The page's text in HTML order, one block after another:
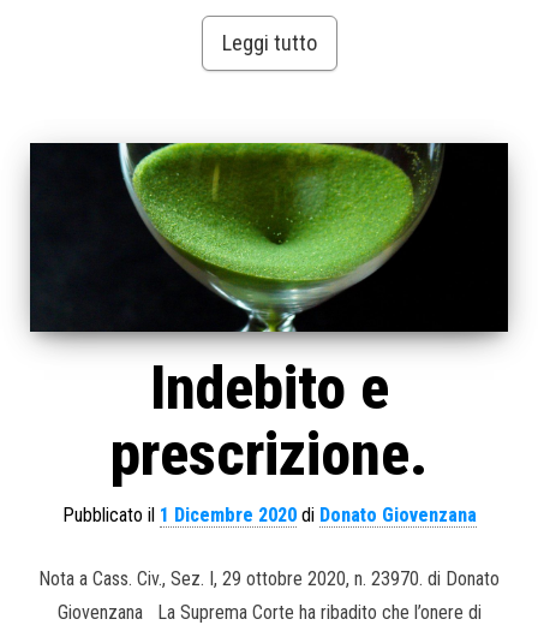
Leggi tutto
Indebito e
prescrizione.
Pubblicato il 1 Dicembre 2020di Donato Giovenzana
Nota a Cass. Civ., Sez. I, 29 ottobre 2020, n. 23970. di Donato
Giovenzana La Suprema Corte ha ribadito che l’onere di